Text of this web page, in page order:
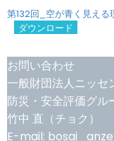
第132回_空が青く見える
ダウンロード
お問い合わせ
一般財団法人ニッセ
防災・安全評価グ
竹中 直（チョク）
E-mail: